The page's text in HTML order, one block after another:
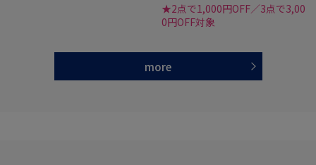
★2点で1,000円OFF／3点で3,00
0円OFF対象
more